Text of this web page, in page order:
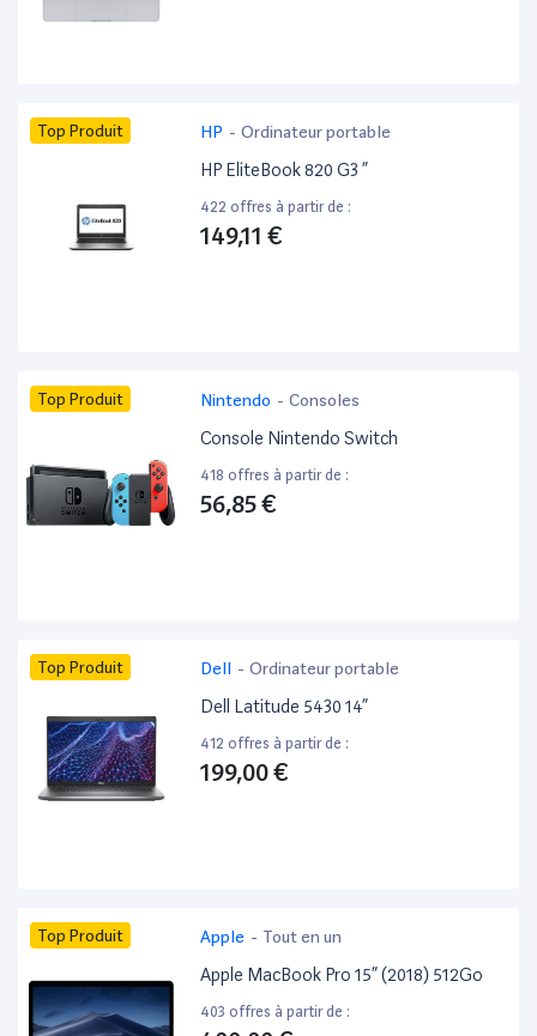
Top Produit HP - Ordinateur portable
HP EliteBook 820 G3 ”
422 offres à partir de :
149,11 €
Top Produit Nintendo - Consoles
Console Nintendo Switch
418 offres à partir de :
56,85 €
Top Produit Dell - Ordinateur portable
Dell Latitude 5430 14”
412 offres à partir de :
199,00 €
Top Produit Apple - Tout en un
Apple MacBook Pro 15” (2018) 512Go
403 offres à partir de :